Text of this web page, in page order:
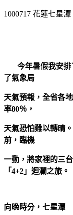
1000717 花蓮七星潭
今年暑假我安排
了氣象局
天氣預報，全省各
率80％，
天氣恐怕難以轉晴
前，臨機
一動，將家裡的三
「4+2 」迴瀾之旅。
向晚時分，七星潭